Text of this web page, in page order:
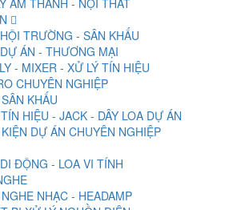
ÂM THANH - NỘI THẤT
TRƯỜNG - SÂN KHẤU
ÁN - THƯƠNG MẠI
- MIXER - XỬ LÝ TÍN HIỆU
CHUYÊN NGHIỆP
KHẤU
HIỆU - JACK - DÂY LOA DỰ ÁN
DỰ ÁN CHUYÊN NGHIỆP
ĐỘNG - LOA VI TÍNH
NHẠC - HEADAMP